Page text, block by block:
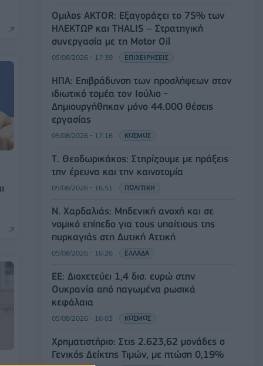
Όμιλος AKTOR: Εξαγοράζει το 75% των
ΗΛΕΚΤΩΡ και THALIS – Στρατηγική
συνεργασία με τη Motor Oil
05/08/2026 - 17:39 ΕΠΙΧΕΙΡΗΣΕΙΣ
ΗΠΑ: Επιβράδυνση των προσλήψεων στον
ιδιωτικό τομέα τον Ιούλιο -
Δημιουργήθηκαν μόνο 44.000 θέσεις
εργασίας
05/08/2026 - 17:16 ΚΟΣΜΟΣ
Τ. Θεοδωρικάκος: Στηρίζουμε με πράξεις
την έρευνα και την καινοτομία
05/08/2026 - 16:51 ΠΟΛΙΤΙΚΗ
Ν. Χαρδαλιάς: Μηδενική ανοχή και σε
νομικό επίπεδο για τους υπαίτιους της
πυρκαγιάς στη Δυτική Αττική
05/08/2026 - 16:26 ΕΛΛΑΔΑ
ΕΕ: Διοχετεύει 1,4 δισ. ευρώ στην
Ουκρανία από παγωμένα ρωσικά
κεφάλαια
05/08/2026 - 16:03 ΚΟΣΜΟΣ
Χρηματιστήριο: Στις 2.623,62 μονάδες ο
Γενικός Δείκτης Τιμών, με πτώση 0,19%